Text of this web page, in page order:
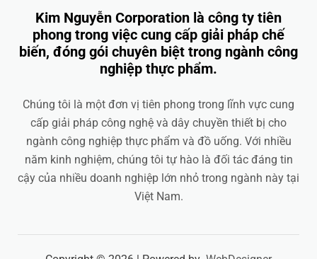
Kim Nguyễn Corporation là công ty tiên
phong trong việc cung cấp giải pháp chế
biến, đóng gói chuyên biệt trong ngành công
nghiệp thực phẩm.
Chúng tôi là một đơn vị tiên phong trong lĩnh vực cung
cấp giải pháp công nghệ và dây chuyền thiết bị cho
ngành công nghiệp thực phẩm và đồ uống. Với nhiều
năm kinh nghiệm, chúng tôi tự hào là đối tác đáng tin
cậy của nhiều doanh nghiệp lớn nhỏ trong ngành này tại
Việt Nam.